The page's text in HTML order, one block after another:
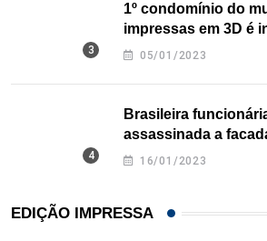
1º condomínio do
impressas em 3D é
Texas
05/01/2023
Brasileira
assassinada a
16/01/2023
EDIÇÃO IMPRESSA